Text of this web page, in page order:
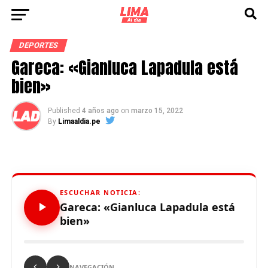
DEPORTES
Gareca: «Gianluca Lapadula está
bien»
Published 4 años ago on marzo 15, 2022
By Limaaldia.pe
ESCUCHAR NOTICIA:
Gareca: «Gianluca Lapadula está
bien»